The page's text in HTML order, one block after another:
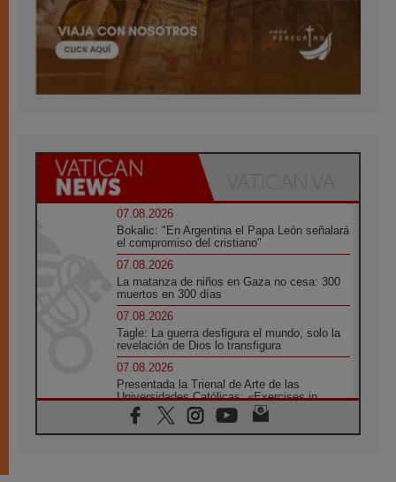
07.08.2026
Bokalic: "En Argentina el Papa León señalará
el compromiso del cristiano"
07.08.2026
La matanza de niños en Gaza no cesa: 300
muertos en 300 días
07.08.2026
Tagle: La guerra desfigura el mundo, solo la
revelación de Dios lo transfigura
07.08.2026
Presentada la Trienal de Arte de las
Universidades Católicas: «Exercises in
Empathy»
07.08.2026